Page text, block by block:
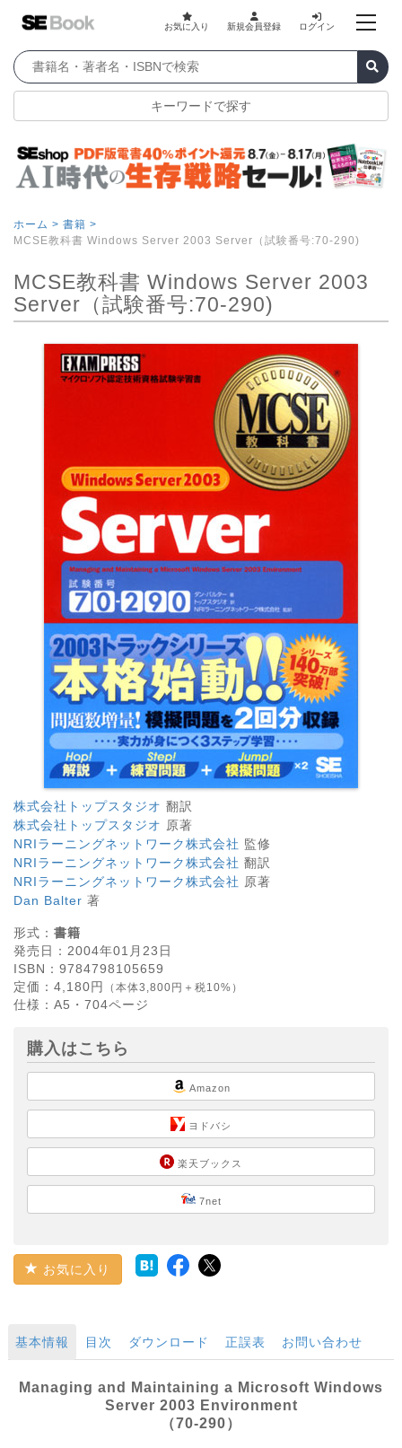
お気に入り 新規会員登録 ログイン
キーワードで探す
ホーム > 書籍 >
MCSE教科書 Windows Server 2003 Server（試験番号:70-290)
MCSE教科書 Windows Server 2003
Server（試験番号:70-290)
株式会社トップスタジオ 翻訳
株式会社トップスタジオ 原著
NRIラーニングネットワーク株式会社 監修
NRIラーニングネットワーク株式会社 翻訳
NRIラーニングネットワーク株式会社 原著
Dan Balter 著
形式： 書籍
発売日： 2004年01月23日
ISBN： 9784798105659
定価： 4,180円 （本体3,800円＋税10%）
仕様： A5・ 704ページ
購入はこちら
Amazon
ヨドバシ
楽天ブックス
7net
お気に入り
基本情報 目次 ダウンロード 正誤表 お問い合わせ
Managing and Maintaining a Microsoft Windows
Server 2003 Environment
（70-290）